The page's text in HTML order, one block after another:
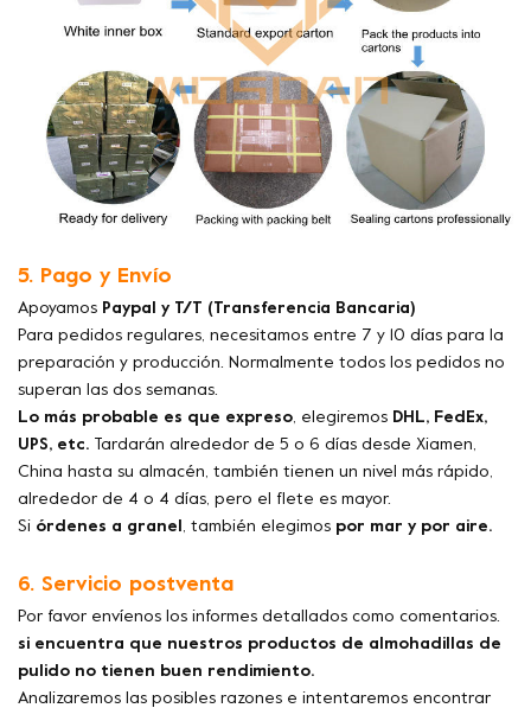
5. Pago y Envío
Apoyamos Paypal y T/T (Transferencia Bancaria)
Para pedidos regulares, necesitamos entre 7 y 10 días para la
preparación y producción. Normalmente todos los pedidos no
superan las dos semanas.
Lo más probable es que expreso, elegiremos DHL, FedEx,
UPS, etc. Tardarán alrededor de 5 o 6 días desde Xiamen,
China hasta su almacén, también tienen un nivel más rápido,
alrededor de 4 o 4 días, pero el flete es mayor.
Si órdenes a granel , también elegimos por mar y por aire.
6. Servicio postventa
Por favor envíenos los informes detallados como comentarios.
si encuentra que nuestros productos de almohadillas de
pulido no tienen buen rendimiento.
Analizaremos las posibles razones e intentaremos encontrar